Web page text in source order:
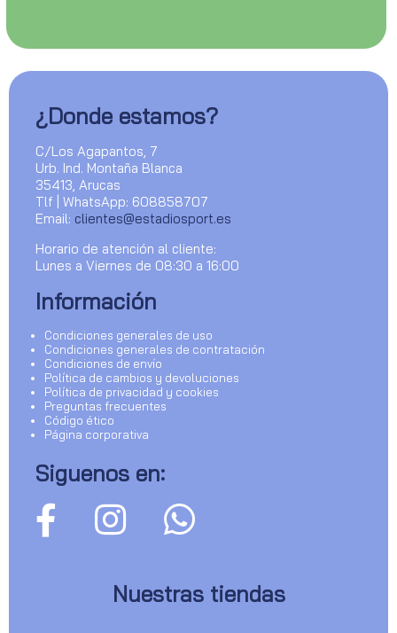
¿Donde estamos?
C/Los Agapantos, 7
Urb. Ind. Montaña Blanca
35413, Arucas
Tlf | WhatsApp: 608858707
Email: clientes@estadiosport.es
Horario de atención al cliente:
Lunes a Viernes de 08:30 a 16:00
Información
Condiciones generales de uso
Condiciones generales de contratación
Condiciones de envío
Política de cambios y devoluciones
Política de privacidad y cookies
Preguntas frecuentes
Código ético
Página corporativa
Siguenos en:
Nuestras tiendas